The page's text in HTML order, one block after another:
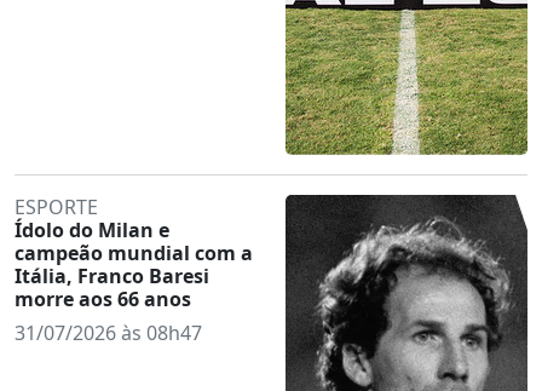
ESPORTE
Ídolo do Milan e
campeão mundial com a
Itália, Franco Baresi
morre aos 66 anos
31/07/2026 às 08h47